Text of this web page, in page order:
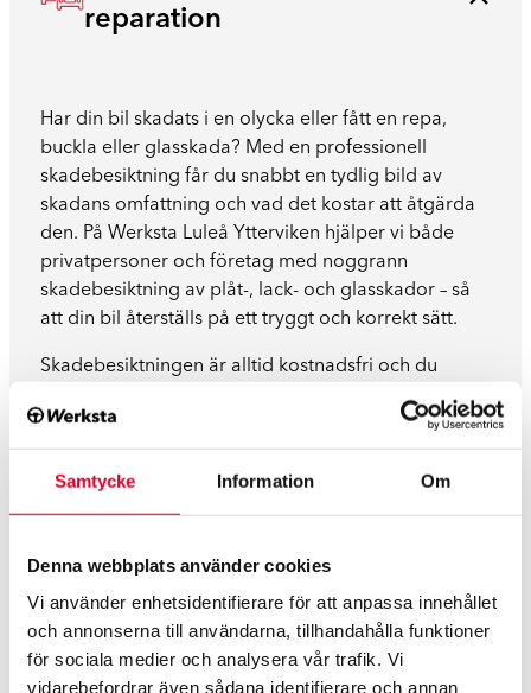
Samtycke Information Om
Denna webbplats använder cookies
Vi använder enhetsidentifierare för att anpassa innehållet
och annonserna till användarna, tillhandahålla funktioner
för sociala medier och analysera vår trafik. Vi
vidarebefordrar även sådana identifierare och annan
reparation
Har din bil skadats i en olycka eller fått en repa,
buckla eller glasskada? Med en professionell
skadebesiktning får du snabbt en tydlig bild av
skadans omfattning och vad det kostar att åtgärda
den. På Werksta Luleå Ytterviken hjälper vi både
privatpersoner och företag med noggrann
skadebesiktning av plåt-, lack- och glasskador – så
att din bil återställs på ett tryggt och korrekt sätt.
Skadebesiktningen är alltid kostnadsfri och du
förbinder dig inte till något. Du kan boka tid, göra
en digital besiktning eller komma förbi på drop-in
(väntetid kan förekomma).Läs mer här.
För alla bilmärken och
försäkringsbolag